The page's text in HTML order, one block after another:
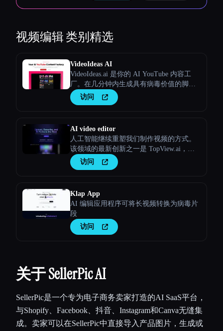
视频编辑类别精选
VideoIdeas AI
VideoIdeas.ai 是你的 AI YouTube 内容工
厂。在几分钟内生成具有病毒价值的脚
本、新鲜的视频创意和引人入胜的内容。
访问
AI video editor
人工智能继续重塑我们制作视频的方式。
该领域的最新创新之一是 TopView.ai，这
是一款在线人工智能视频编辑器，它利用
人工智能的力量来简化流程
访问
Klap App
AI 编辑应用程序可将长视频转换为病毒片
段
访问
关于 SellerPic AI
SellerPic是一个专为电子商务卖家打造的AI SaaS平台，
与Shopify、Facebook、抖音、Instagram和Canva无缝集
成。卖家可以在SellerPic中直接导入产品图片，生成或